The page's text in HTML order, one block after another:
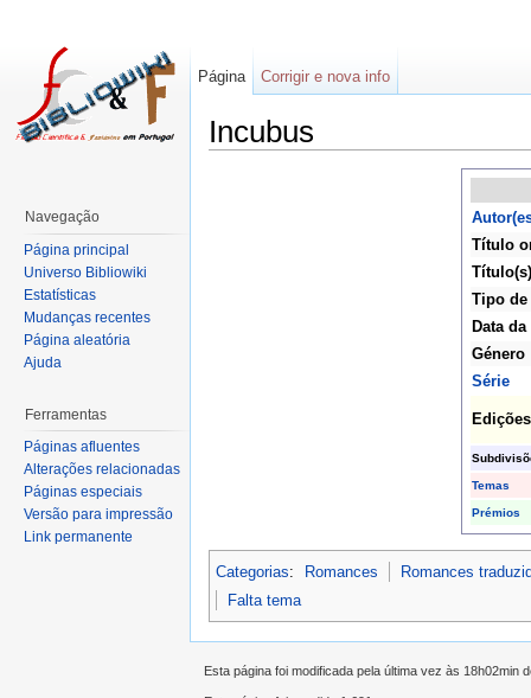
Incubus
Título
Tipo de
Data
Género
Série
Edições
Temas
Prémios
Categorias: Romances
Romances
Falta tema
Página Corrigir e nova info
Navegação
Página principal
Universo Bibliowiki
Estatísticas
Mudanças recentes
Página aleatória
Ajuda
Ferramentas
Páginas afluentes
Alterações relacionadas
Páginas especiais
Versão para impressão
Link permanente
Esta página foi modificada pela última vez às 18h02min